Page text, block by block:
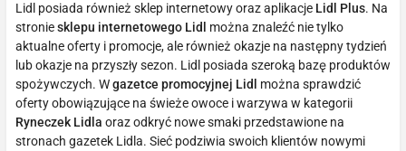
Lidl posiada również sklep internetowy oraz aplikacje Lidl Plus. Na
stroniesklepu internetowego Lidl
można znaleźć nie tylko
aktualne oferty i promocje, ale również okazje na następny tydzień
lub okazje na przyszły sezon. Lidl posiada szeroką bazę produktów
spożywczych. Wgazetce promocyjnej Lidl
można sprawdzić
oferty obowiązujące na świeże owoce i warzywa w kategorii
Ryneczek Lidla oraz odkryć nowe smaki przedstawione na
stronach gazetek Lidla. Sieć podziwia swoich klientów nowymi